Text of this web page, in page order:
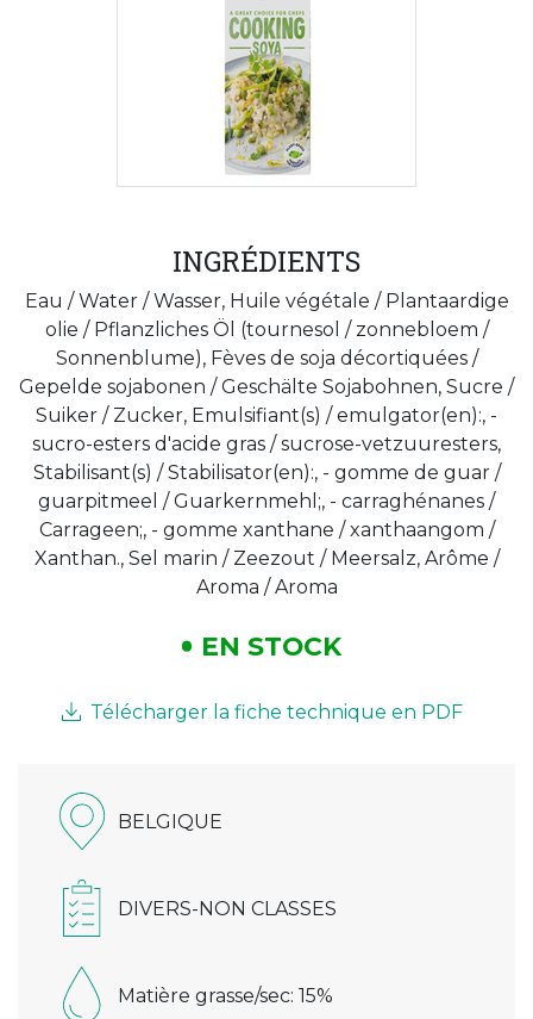
INGRÉDIENTS
Eau / Water / Wasser, Huile végétale / Plantaardige
olie / Pflanzliches Öl (tournesol / zonnebloem /
Sonnenblume), Fèves de soja décortiquées /
Gepelde sojabonen / Geschälte Sojabohnen, Sucre /
Suiker / Zucker, Emulsifiant(s) / emulgator(en):, -
sucro-esters d'acide gras / sucrose-vetzuuresters,
Stabilisant(s) / Stabilisator(en):, - gomme de guar /
guarpitmeel / Guarkernmehl;, - carraghénanes /
Carrageen;, - gomme xanthane / xanthaangom /
Xanthan., Sel marin / Zeezout / Meersalz, Arôme /
Aroma / Aroma
EN STOCK
Télécharger la fiche technique en PDF
BELGIQUE
DIVERS-NON CLASSES
Matière grasse/sec: 15%